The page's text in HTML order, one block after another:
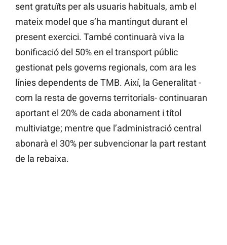
sent gratuïts per als usuaris habituals, amb el
mateix model que s’ha mantingut durant el
present exercici. També continuarà viva la
bonificació del 50% en el transport públic
gestionat pels governs regionals, com ara les
línies dependents de TMB. Així, la Generalitat -
com la resta de governs territorials- continuaran
aportant el 20% de cada abonament i títol
multiviatge; mentre que l’administració central
abonarà el 30% per subvencionar la part restant
de la rebaixa.